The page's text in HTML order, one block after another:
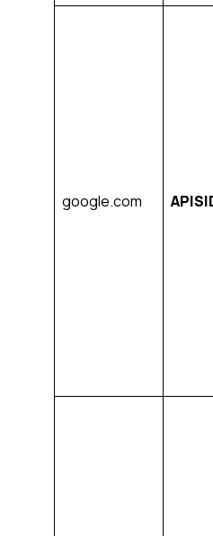
google.com